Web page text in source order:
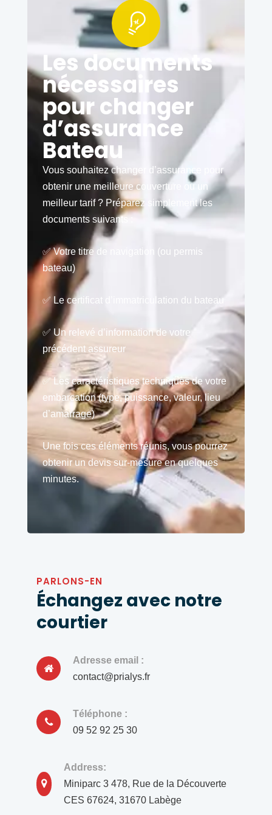
Les documents
nécessaires
pour changer
d’assurance
Bateau
Vous souhaitez changer d’assurance pour
obtenir une meilleure couverture ou un
meilleur tarif ? Préparez simplement les
documents suivants :
✅ Votre titre de navigation (ou permis
bateau)
✅ Le certificat d’immatriculation du bateau
✅ Un relevé d’information de votre
précédent assureur
✅ Les caractéristiques techniques de votre
embarcation (type, puissance, valeur, lieu
d’amarrage)
Une fois ces éléments réunis, vous pourrez
obtenir un devis sur-mesure en quelques
minutes.
PARLONS-EN
Échangez avec notre
courtier
Adresse email :
contact@prialys.fr
Téléphone :
09 52 92 25 30
Address:
Miniparc 3 478, Rue de la Découverte
CES 67624, 31670 Labège